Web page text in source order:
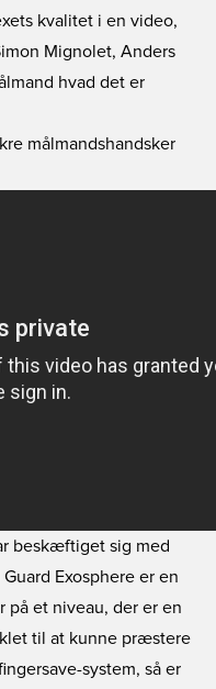
kvalitet i en video,
Mignolet, Anders
hvad det er
målmandshandsker
beskæftiget sig med
Exosphere er en
på et niveau, der er en
til at kunne præstere
system, så er